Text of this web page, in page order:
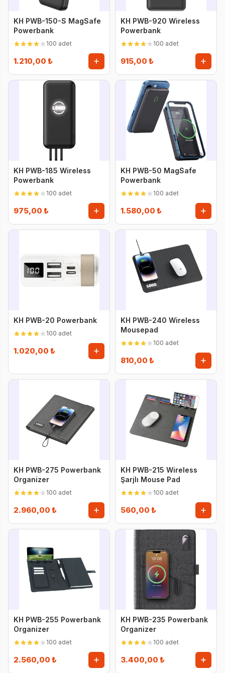
KH PWB-150-S MagSafe
Powerbank
100 adet
1.210,00 ₺
KH PWB-920 Wireless
Powerbank
100 adet
915,00 ₺
KH PWB-185 Wireless
Powerbank
100 adet
975,00 ₺
KH PWB-50 MagSafe
Powerbank
100 adet
1.580,00 ₺
KH PWB-20 Powerbank
100 adet
1.020,00 ₺
KH PWB-240 Wireless
Mousepad
100 adet
810,00 ₺
KH PWB-275 Powerbank
Organizer
100 adet
2.960,00 ₺
KH PWB-215 Wireless
Şarjlı Mouse Pad
100 adet
560,00 ₺
KH PWB-255 Powerbank
Organizer
100 adet
2.560,00 ₺
KH PWB-235 Powerbank
Organizer
100 adet
3.400,00 ₺